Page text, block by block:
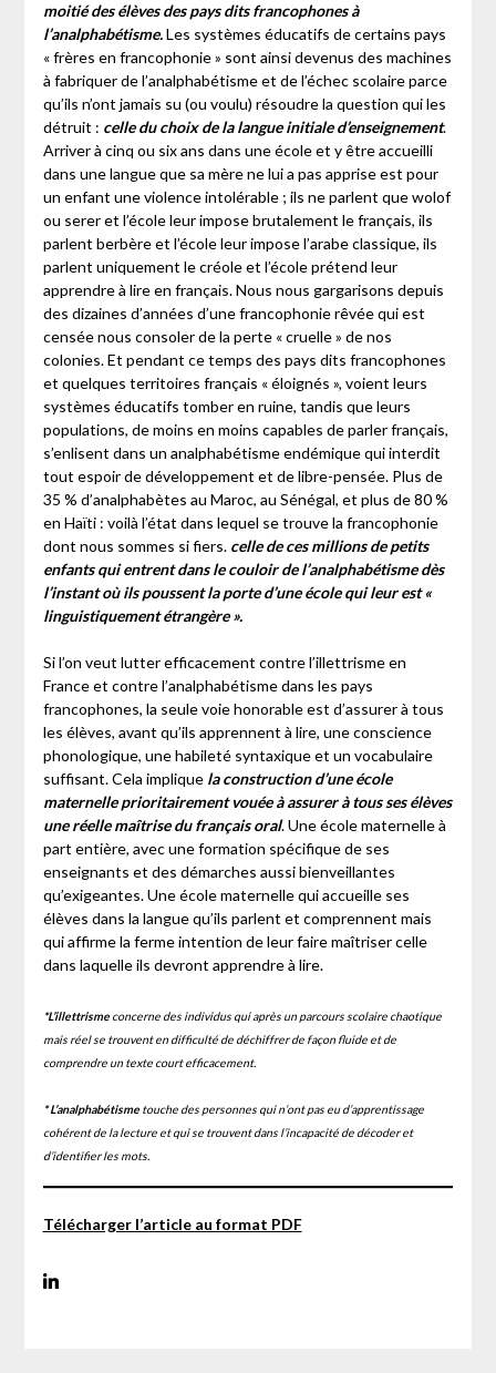
moitié des élèves des pays dits francophones à
l’analphabétisme.Les systèmes éducatifs de certains pays
« frères en francophonie » sont ainsi devenus des machines
à fabriquer de l’analphabétisme et de l’échec scolaire parce
qu’ils n’ont jamais su (ou voulu) résoudre la question qui les
détruit : celle du choix de la langue initiale d’enseignement.
Arriver à cinq ou six ans dans une école et y être accueilli
dans une langue que sa mère ne lui a pas apprise est pour
un enfant une violence intolérable ; ils ne parlent que wolof
ou serer et l’école leur impose brutalement le français, ils
parlent berbère et l’école leur impose l’arabe classique, ils
parlent uniquement le créole et l’école prétend leur
apprendre à lire en français. Nous nous gargarisons depuis
des dizaines d’années d’une francophonie rêvée qui est
censée nous consoler de la perte « cruelle » de nos
colonies. Et pendant ce temps des pays dits francophones
et quelques territoires français « éloignés », voient leurs
systèmes éducatifs tomber en ruine, tandis que leurs
populations, de moins en moins capables de parler français,
s’enlisent dans un analphabétisme endémique qui interdit
tout espoir de développement et de libre-pensée. Plus de
35 % d’analphabètes au Maroc, au Sénégal, et plus de 80 %
en Haïti : voilà l’état dans lequel se trouve la francophonie
dont nous sommes si fiers. celle de ces millions de petits
enfants qui entrent dans le couloir de l’analphabétisme dès
l’instant où ils poussent la porte d’une école qui leur est «
linguistiquement étrangère ».
Si l’on veut lutter efficacement contre l’illettrisme en
France et contre l’analphabétisme dans les pays
francophones, la seule voie honorable est d’assurer à tous
les élèves, avant qu’ils apprennent à lire, une conscience
phonologique, une habileté syntaxique et un vocabulaire
suffisant. Cela implique la construction d’une école
maternelle prioritairement vouée à assurer à tous ses élèves
une réelle maîtrise du français oral. Une école maternelle à
part entière, avec une formation spécifique de ses
enseignants et des démarches aussi bienveillantes
qu’exigeantes. Une école maternelle qui accueille ses
élèves dans la langue qu’ils parlent et comprennent mais
qui affirme la ferme intention de leur faire maîtriser celle
dans laquelle ils devront apprendre à lire.
*L’illettrismeconcerne des individus qui après un parcours scolaire chaotique
mais réel se trouvent en difficulté de déchiffrer de façon fluide et de
comprendre un texte court efficacement.
*L’analphabétismetouche des personnes qui n’ont pas eu d’apprentissage
cohérent de la lecture et qui se trouvent dans l’incapacité de décoder et
d’identifier les mots.
Télécharger l’article au format PDF